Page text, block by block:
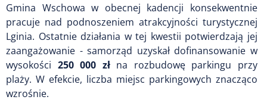
Gmina Wschowa w obecnej kadencji konsekwentnie
pracuje nad podnoszeniem atrakcyjności turystycznej
Lginia. Ostatnie działania w tej kwestii potwierdzają jej
zaangażowanie - samorząd uzyskał dofinansowanie w
wysokości 250 000 złna rozbudowę parkingu przy
plaży. W efekcie, liczba miejsc parkingowych znacząco
wzrośnie.